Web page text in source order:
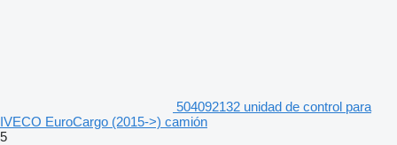
504092132 unidad de control para
IVECO EuroCargo (2015->) camión
5